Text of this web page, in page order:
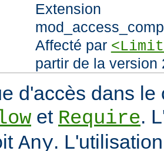
Extension
Affecté par
partir de la version
d'accès dans
et Require.
Any.